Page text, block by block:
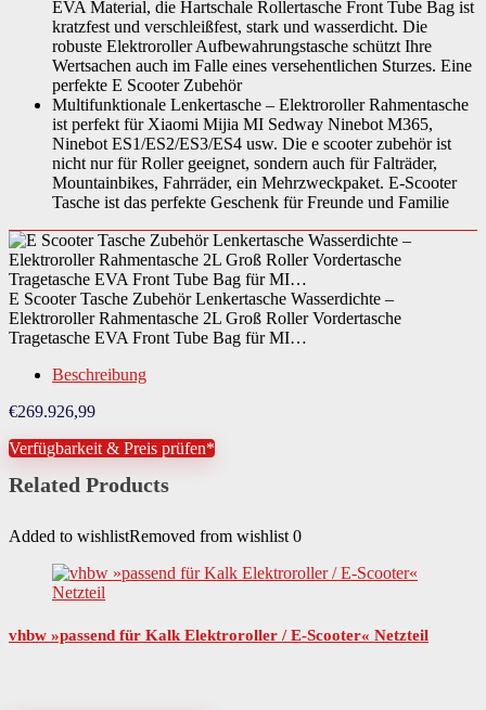
EVA Material, die Hartschale Rollertasche Front Tube Bag ist
kratzfest und verschleißfest, stark und wasserdicht. Die
robuste Elektroroller Aufbewahrungstasche schützt Ihre
Wertsachen auch im Falle eines versehentlichen Sturzes. Eine
perfekte E Scooter Zubehör
Multifunktionale Lenkertasche – Elektroroller Rahmentasche
ist perfekt für Xiaomi Mijia MI Sedway Ninebot M365,
Ninebot ES1/ES2/ES3/ES4 usw. Die e scooter zubehör ist
nicht nur für Roller geeignet, sondern auch für Falträder,
Mountainbikes, Fahrräder, ein Mehrzweckpaket. E-Scooter
Tasche ist das perfekte Geschenk für Freunde und Familie
E Scooter Tasche Zubehör Lenkertasche Wasserdichte –
Elektroroller Rahmentasche 2L Groß Roller Vordertasche
Tragetasche EVA Front Tube Bag für MI…
Beschreibung
€269.926,99
Verfügbarkeit & Preis prüfen*
Related Products
Added to wishlistRemoved from wishlist 0
vhbw »passend für Kalk Elektroroller / E-Scooter« Netzteil